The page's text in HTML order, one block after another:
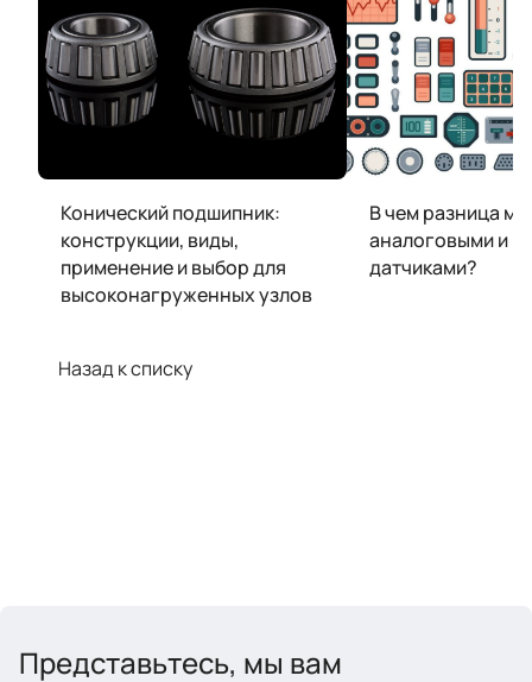
Конический подшипник:
конструкции, виды,
применение и выбор для
высоконагруженных узлов
В чем разница
аналоговыми и
датчиками?
Назад к списку
Представьтесь, мы вам